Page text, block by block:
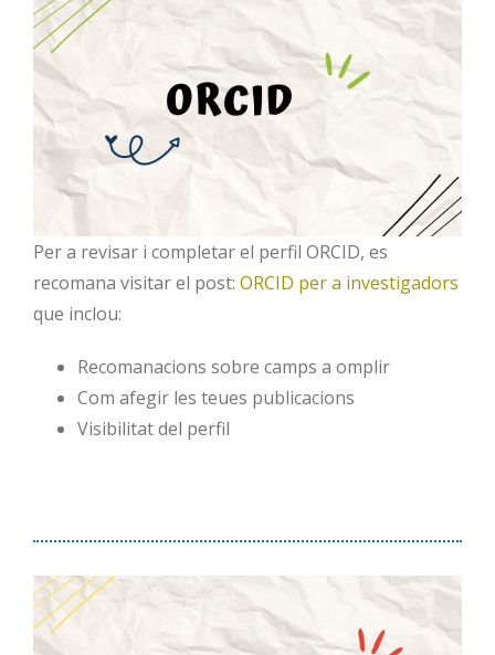
Per a revisar i completar el perfil ORCID, es
recomana visitar el post: ORCID per a investigadors
que inclou:
Recomanacions sobre camps a omplir
Com afegir les teues publicacions
Visibilitat del perfil